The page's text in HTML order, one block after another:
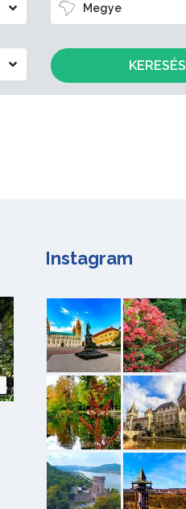
Megye
KERESÉS
Instagram